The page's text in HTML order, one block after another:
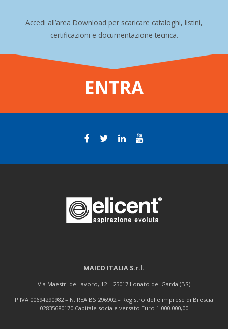
Accedi all’area Download per scaricare cataloghi, listini,
certificazioni e documentazione tecnica.
ENTRA
MAICO ITALIA S.r.l.
Via Maestri del lavoro, 12 – 25017 Lonato del Garda (BS)
P.IVA 00694290982 – N. REA BS 296902 – Registro delle imprese di Brescia
02835680170 Capitale sociale versato Euro 1.000.000,00